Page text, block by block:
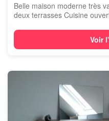
Belle maison moderne très
deux terrasses Cuisine
Voir